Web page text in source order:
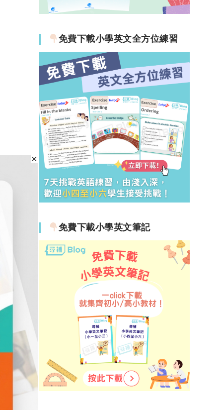
免費下載小學英文全方位練習
免費下載小學英文筆記